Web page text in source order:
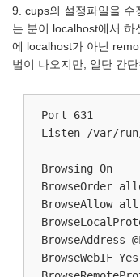
9. cups의 설정파일을 수
는 분이 localhost에서 하
에 localhost가 아닌
법이 나오지만, 일단 간
Port 631
Listen /var/run/
Browsing On
BrowseOrder
BrowseAllow all
BrowseAddress
BrowseWebIF Yes